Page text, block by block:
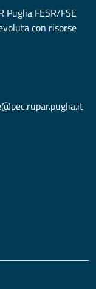
Puglia FESR/FSE
con risorse